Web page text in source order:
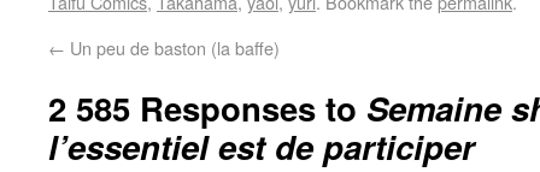
← Un peu de baston (la baffe)
2 585 Responses to Semaine
l’essentiel est de participer